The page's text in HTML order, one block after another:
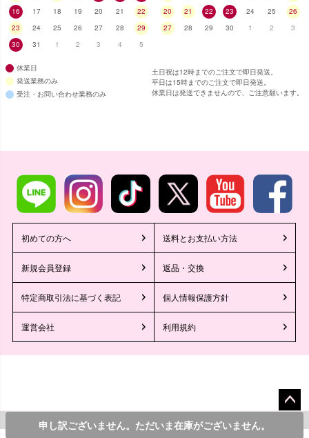
¥ 1,760税込 カラー・サイズを選んでカートに入れる
申し訳ございません。ただいま在庫がございません。
16
17 18 19 20 21
22
23
24 25 26 27 28
29
30
31 1 2 3 4 5
20
21 22 23 24 25
26
27
28 29 30 1 2 3
休業日
発送業務のみ
受注・お問い合わせ業務のみ
土日祝は12時までのご注文で即日発送。
平日は15時までのご注文で即日発送。
休業日は発送できませんので、ご注意願います。
初めての方へ 送料とお支払い方法
新規会員登録 返品・交換
特定商取引法に基づく表記 個人情報保護方針
運営会社 利用規約
©2013 Tika All Rights reserved.